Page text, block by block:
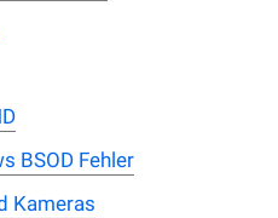
BSOD Fehler
Kameras